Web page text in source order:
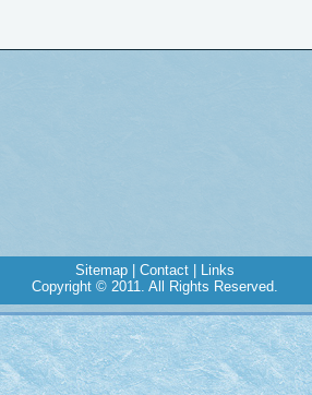
Sitemap Contact
Links
Copyright © 2011. All Rights Reserved.